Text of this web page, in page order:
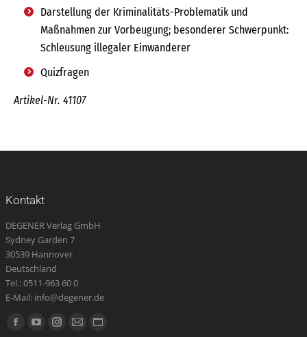
Darstellung der Kriminalitäts-Problematik und
Maßnahmen zur Vorbeugung; besonderer Schwerpunkt:
Schleusung illegaler Einwanderer
Quizfragen
Artikel-Nr. 41107
Kontakt
DEGENER Verlag GmbH
Sydney Garden 7
30539 Hannover
Deutschland
Tel.: 0511-963 60 0
E-Mail: info@degener.de
Finden Sie uns auf:
FacebookYouTubeInstagram
E-
Website